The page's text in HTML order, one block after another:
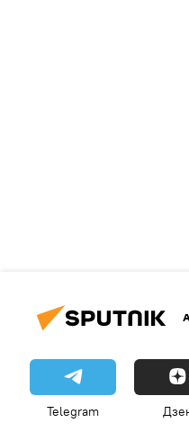
Telegram